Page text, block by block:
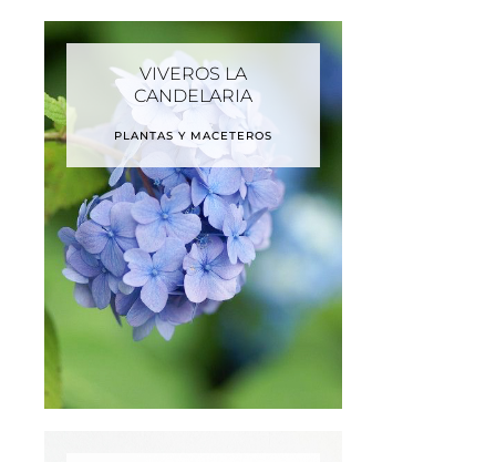
VIVEROS LA
CANDELARIA
PLANTAS Y MACETEROS